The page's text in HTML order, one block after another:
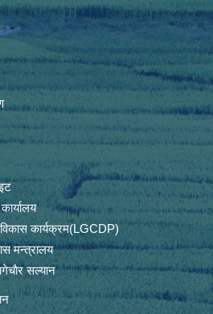
कार्यक्रम(LGCDP)
मन्त्रालय
सल्यान